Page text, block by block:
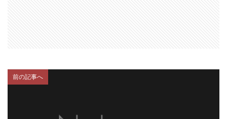
前の記事へ